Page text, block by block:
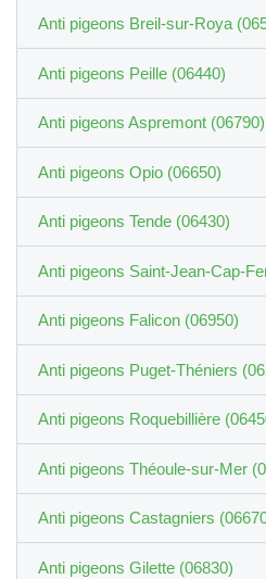
Anti pigeons Breil-sur-Roya
Anti pigeons Peille (06440)
Anti pigeons Aspremont (06790)
Anti pigeons Opio (06650)
Anti pigeons Tende (06430)
Anti pigeons Saint-Jean-Cap-
Anti pigeons Falicon (06950)
Anti pigeons Puget-Théniers
Anti pigeons Roquebillière
Anti pigeons Théoule-sur-Mer
Anti pigeons Castagniers
Anti pigeons Gilette (06830)